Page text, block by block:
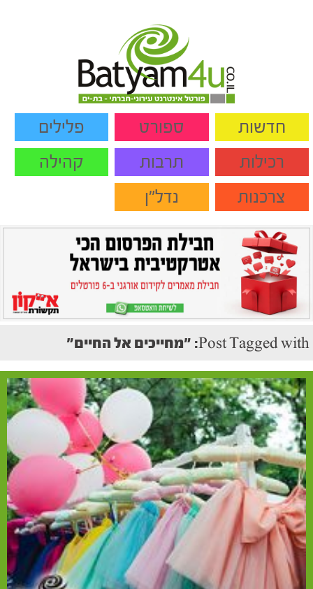
חדשות ספורט
פלילים
רכילות
תרבות
קהילה
צרכנות
נדל"ן
Post Tagged with: "מחייכים אל החיים"